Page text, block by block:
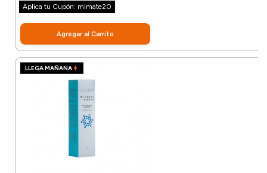
Aplica tu Cupón: mimate20
Agregar al Carrito
LLEGA MAÑANA